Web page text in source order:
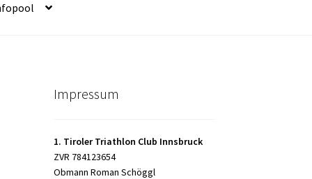
Impressum
1. Tiroler Triathlon Club Innsbruck
ZVR 784123654
Obmann Roman Schöggl